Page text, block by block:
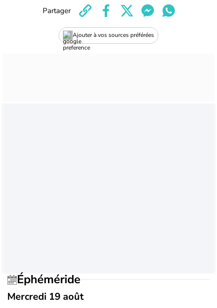
Ajouter à vos sources préférées
Partager
Éphéméride
Mercredi 19 août